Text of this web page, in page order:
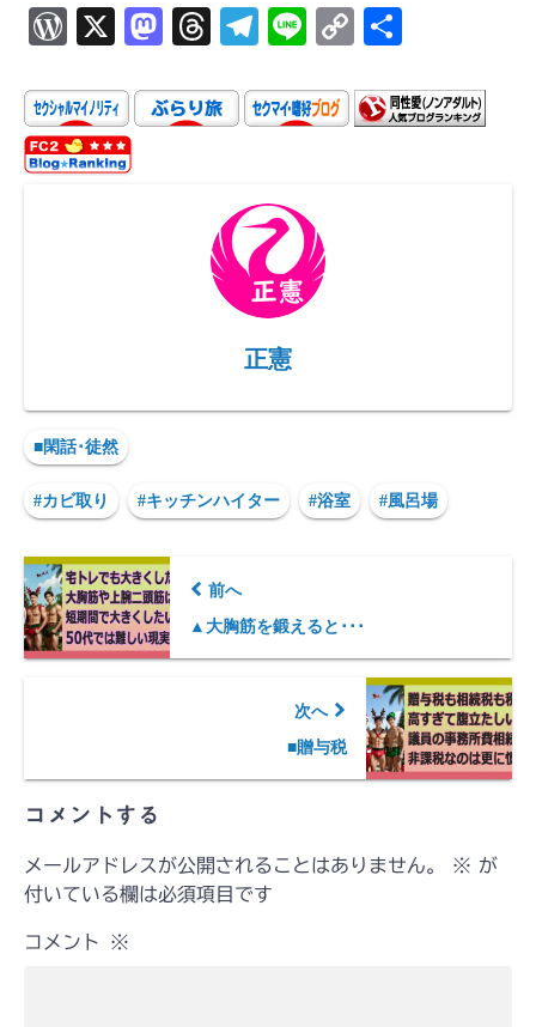
W
d
P
re
X
M
to
d
T
ea
ds
Te
gr
a
Li
C
p
y
正憲
■閑話･徒然
#カビ取り #キッチンハイター #浴室 #風呂場
前へ
▲大胸筋を鍛えると･･･
次へ
■贈与税
コメントする
メールアドレスが公開されることはありません。 ※ が
付いている欄は必須項目です
コメント ※